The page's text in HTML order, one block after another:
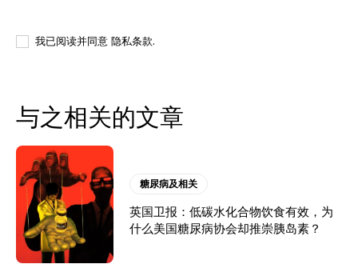
我已阅读并同意 隐私条款.
与之相关的文章
糖尿病及相关
英国卫报：低碳水化合物饮食有效，为
什么美国糖尿病协会却推崇胰岛素？